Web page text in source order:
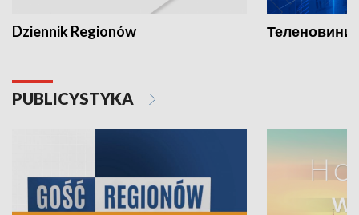
Dziennik Regionów Теленовини
PUBLICYSTYKA